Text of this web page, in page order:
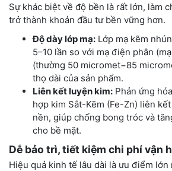
Sự khác biệt về độ bền là rất lớn, làm
trở thành khoản đầu tư bền vững hơn.
Độ dày lớp mạ: Lớp mạ kẽm
5–10 lần so với mạ điện phân
(thường 50 micromet−85
thọ dài của sản phẩm.
Liên kết luyện kim: Phản ứng
hợp kim Sắt-Kẽm (Fe-Zn) liên
nền, giúp chống bong tróc và
cho bề mặt.
Dễ bảo trì, tiết kiệm chi phí vận
Hiệu quả kinh tế lâu dài là ưu điểm lớn